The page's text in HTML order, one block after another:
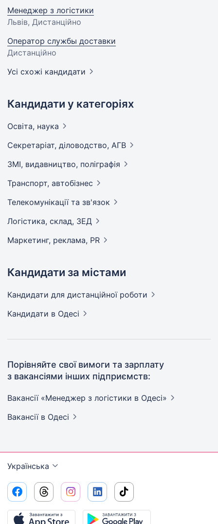
Менеджер з логістики
Львів, Дистанційно
Оператор службы доставки
Дистанційно
Усі схожі кандидати
Кандидати у категоріях
Освіта, наука
Секретаріат, діловодство, АГВ
ЗМІ, видавництво, поліграфія
Транспорт, автобізнес
Телекомунікації та зв'язок
Логістика, склад, ЗЕД
Маркетинг, реклама, PR
Кандидати за містами
Кандидати для дистанційної роботи
Кандидати в Одесі
Порівняйте свої вимоги та зарплату
з вакансіями інших підприємств:
Вакансії «Менеджер з логістики в Одесі»
Вакансії в Одесі
Українська